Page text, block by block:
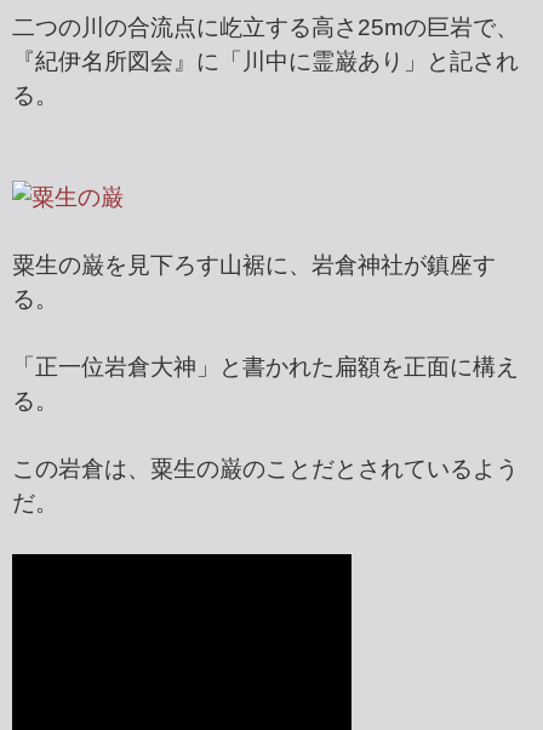
二つの川の合流点に屹立する高さ25mの巨岩で、
『紀伊名所図会』に「川中に霊巌あり」と記され
る。
粟生の巌を見下ろす山裾に、岩倉神社が鎮座す
る。
「正一位岩倉大神」と書かれた扁額を正面に構え
る。
この岩倉は、粟生の巌のことだとされているよう
だ。